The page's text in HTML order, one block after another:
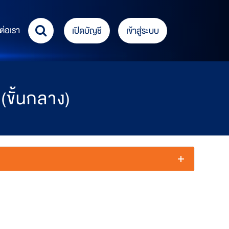
เรา เปิดบัญชี เข้าสู่ระบบ
นกลาง)